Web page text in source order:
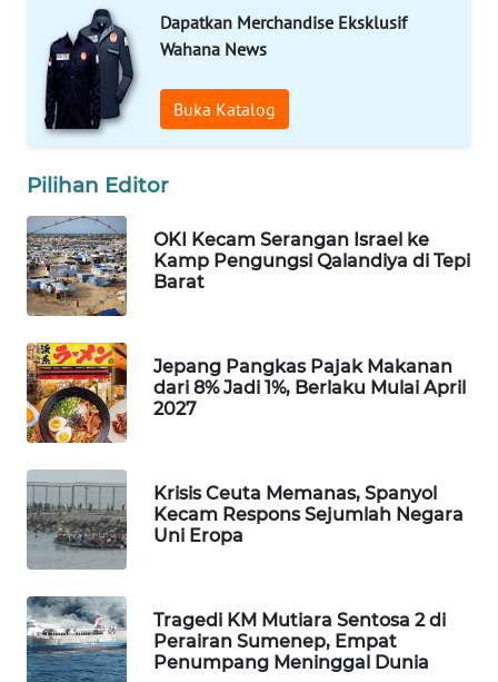
Dapatkan Merchandise Eksklusif
Wahana News
Buka Katalog
Pilihan Editor
OKI Kecam Serangan Israel ke
Kamp Pengungsi Qalandiya di Tepi
Barat
Jepang Pangkas Pajak Makanan
dari 8% Jadi 1%, Berlaku Mulai April
2027
Krisis Ceuta Memanas, Spanyol
Kecam Respons Sejumlah Negara
Uni Eropa
Tragedi KM Mutiara Sentosa 2 di
Perairan Sumenep, Empat
Penumpang Meninggal Dunia
WAHANA
NEWS
WAHANA
TANI
WAHANA
ADVOKAT
WAHANA
INFRASTRUKTUR
WAHANA
KONSUMEN
WAHANA
LISTRIK
WAHANA
TRAVEL
TV
WAHANANEWS